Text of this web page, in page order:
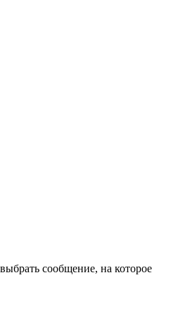
сообщение, на которое